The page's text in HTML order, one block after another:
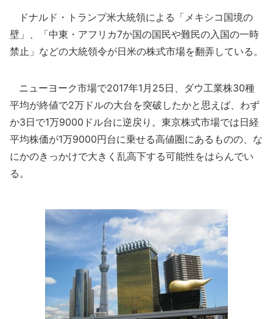
ドナルド・トランプ米大統領による「メキシコ国境の
壁」、「中東・アフリカ7か国の国民や難民の入国の一時
禁止」などの大統領令が日米の株式市場を翻弄している。
ニューヨーク市場で2017年1月25日、ダウ工業株30種
平均が終値で2万ドルの大台を突破したかと思えば、わず
か3日で1万9000ドル台に逆戻り。東京株式市場では日経
平均株価が1万9000円台に乗せる高値圏にあるものの、な
にかのきっかけで大きく乱高下する可能性をはらんでい
る。